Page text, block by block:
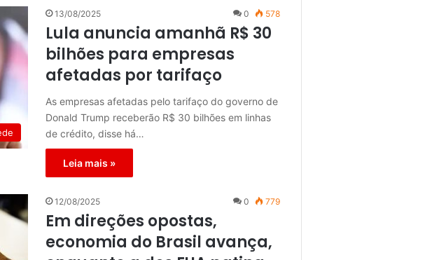
13/08/2025 0 578
Lula anuncia amanhã R$ 30
bilhões para empresas
afetadas por tarifaço
As empresas afetadas pelo tarifaço do governo de
Donald Trump receberão R$ 30 bilhões em linhas
de crédito, disse há…
Leia mais »
12/08/2025 0 779
Em direções opostas,
economia do Brasil avança,